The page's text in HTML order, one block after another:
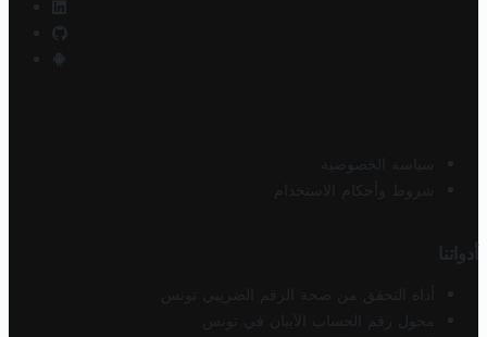
سياسة الخصوصية
شروط وأحكام الاستخدام
أدواتنا
أداة التحقق من صحة الرقم الضريبي تونس
محول رقم الحساب الآيبان في تونس